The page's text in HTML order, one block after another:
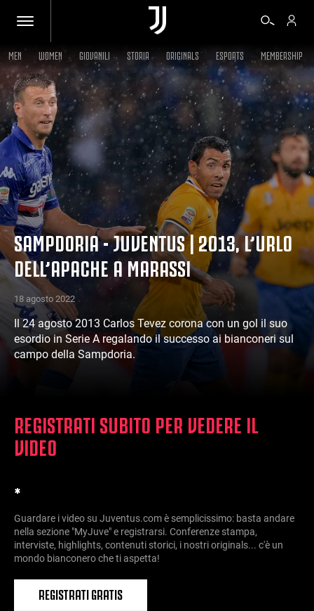
BIGLIETTI
SHOP
BIANCONERI
VIDEO
ALTRO
MEN WOMEN GIOVANILI STORIA ORIGINALS ESPORTS MEMBERSHIP
SAMPDORIA - JUVENTUS | 2013, L’URLO
DELL’APACHE A MARASSI
18 agosto 2022
Il 24 agosto 2013 Carlos Tevez corona con un gol il suo
esordio in Serie A regalando il successo ai bianconeri sul
campo della Sampdoria.
REGISTRATI SUBITO PER VEDERE IL
VIDEO
*
Guardare i video su Juventus.com è semplicissimo: basta andare
nella sezione "MyJuve" e registrarsi. Conferenze stampa,
interviste, highlights, contenuti storici, i nostri originals... c'è un
mondo bianconero che ti aspetta!
REGISTRATI GRATIS